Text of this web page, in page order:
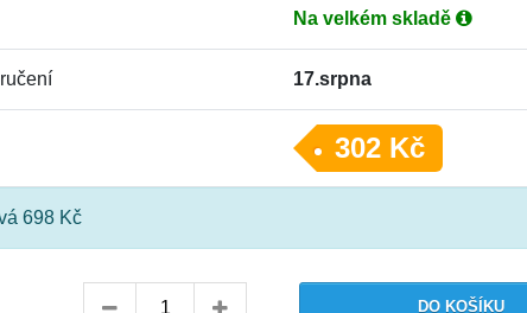
Na velkém skladě
17.srpna
302 Kč
698 Kč